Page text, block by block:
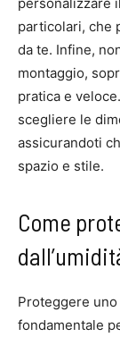
particolari, che
da te. Infine,
montaggio,
pratica e
scegliere le
assicurandoti
spazio e stile.
Come
Proteggere uno
fondamentale